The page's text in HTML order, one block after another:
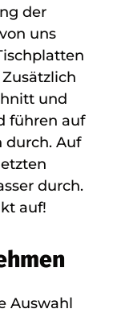
der
uns
und
führen auf
durch. Auf
durch.
auf!
Auswahl